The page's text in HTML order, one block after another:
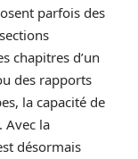
parfois des
chapitres d’un
des rapports
la capacité de
Avec la
désormais